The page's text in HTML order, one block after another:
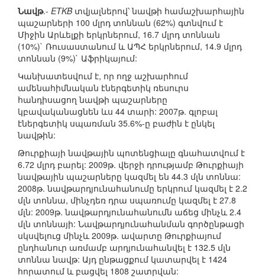
Նավթ.- ETKBտվյալներով՝ նավթի համաշխարհային
պաշարների 100 մլրդ տոննան (62%) գտնվում է
Միջին Արևելքի երկրներում, 16.7 մլրդ տոննան
(10%)` Ռուսաստանում և ԱՊՀ երկրներում, 14.9 մլրդ
տոննան (9%)` Աֆրիկայում:
Կանխատեսվում է, որ ողջ աշխարհում
ամենահիմնական էներգետիկ ռեսուրս
հանդիսացող նավթի պաշարները
կբավականացնեն ևս 44 տարի: 2007թ. գլոբալ
էներգետիկ սպառման 35.6%-ը բաժին է ընկել
նավթին:
Թուրքիայի նավթային պոտենցիալը գնահատվում է
6.72 մլրդ բարել: 2009թ. վերջի դրությամբ Թուրքիայի
նավթային պաշարները կազմել են 44.3 մլն տոննա:
2008թ. նավթարդյունահանումը երկրում կազմել է 2.2
մլն տոննա, մինչդեռ դրա սպառումը կազմել է 27.8
մլն: 2009թ. նավթարդյունահանումն աճեց մինչև 2.4
մլն տոննայի: Նավթարդյունահանման գործընթացի
սկսվելուց մինչև 2009թ. ավարտը Թուրքիայում
ընդհանուր առմամբ արդյունահանվել է 132.5 մլն
տոննա նավթ: Այդ ընթացքում կատարվել է 1424
հորատում և բացվել 1808 շատրվան: